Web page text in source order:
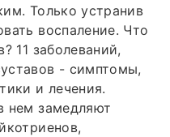
Только устранив
воспаление. Что
11 заболеваний,
- симптомы,
и лечения.
нем замедляют